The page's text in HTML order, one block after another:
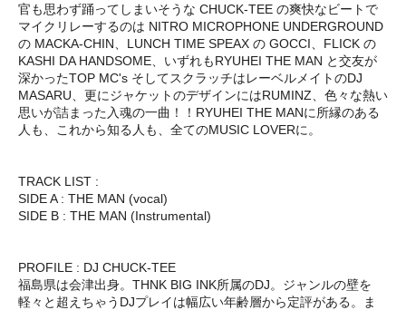
官も思わず踊ってしまいそうな CHUCK-TEE の爽快なビートで
マイクリレーするのは NITRO MICROPHONE UNDERGROUND
の MACKA-CHIN、LUNCH TIME SPEAX の GOCCI、FLICK の
KASHI DA HANDSOME、いずれもRYUHEI THE MAN と交友が
深かったTOP MC's そしてスクラッチはレーベルメイトのDJ
MASARU、更にジャケットのデザインにはRUMINZ、色々な熱い
思いが詰まった入魂の一曲！！RYUHEI THE MANに所縁のある
人も、これから知る人も、全てのMUSIC LOVERに。
TRACK LIST :
SIDE A : THE MAN (vocal)
SIDE B : THE MAN (Instrumental)
PROFILE : DJ CHUCK-TEE
福島県は会津出身。THNK BIG INK所属のDJ。ジャンルの壁を
軽々と超えちゃうDJプレイは幅広い年齢層から定評がある。ま